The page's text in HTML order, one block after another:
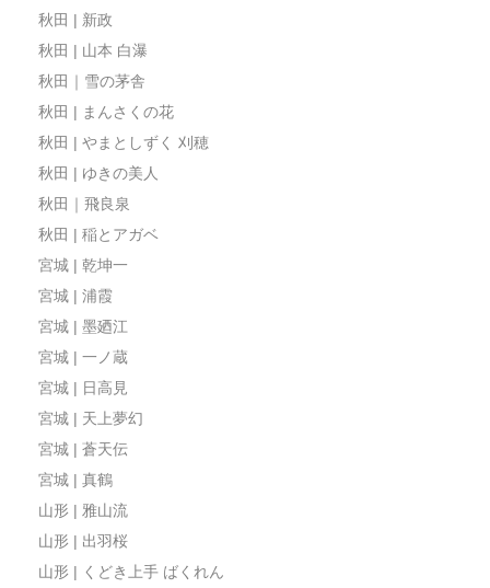
秋田 | 新政
秋田 | 山本 白瀑
秋田｜雪の茅舎
秋田 | まんさくの花
秋田 | やまとしずく 刈穂
秋田 | ゆきの美人
秋田｜飛良泉
秋田 | 稲とアガベ
宮城 | 乾坤一
宮城 | 浦霞
宮城 | 墨廼江
宮城 | 一ノ蔵
宮城 | 日高見
宮城 | 天上夢幻
宮城 | 蒼天伝
宮城 | 真鶴
山形 | 雅山流
山形 | 出羽桜
山形 | くどき上手 ばくれん